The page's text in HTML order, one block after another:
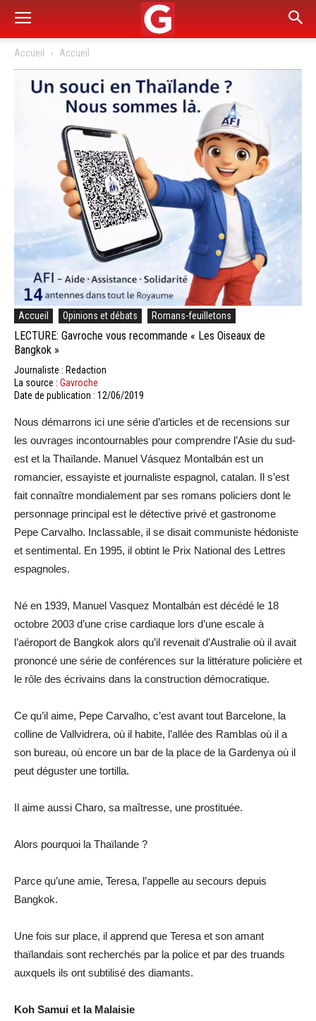
Accueil Accueil
Accueil Opinions et débats Romans-feuilletons
LECTURE: Gavroche vous recommande « Les Oiseaux de
Bangkok »
Journaliste : Redaction
La source : Gavroche
Date de publication : 12/06/2019
Nous démarrons ici une série d’articles et de recensions sur
les ouvrages incontournables pour comprendre l’Asie du sud-
est et la Thaïlande. Manuel Vásquez Montalbán est un
romancier, essayiste et journaliste espagnol, catalan. Il s’est
fait connaître mondialement par ses romans policiers dont le
personnage principal est le détective privé et gastronome
Pepe Carvalho. Inclassable, il se disait communiste hédoniste
et sentimental. En 1995, il obtint le Prix National des Lettres
espagnoles.
Né en 1939, Manuel Vasquez Montalbán est décédé le 18
octobre 2003 d’une crise cardiaque lors d’une escale à
l’aéroport de Bangkok alors qu’il revenait d’Australie où il avait
prononcé une série de conférences sur la littérature policière et
le rôle des écrivains dans la construction démocratique.
Ce qu’il aime, Pepe Carvalho, c’est avant tout Barcelone, la
colline de Vallvidrera, où il habite, l’allée des Ramblas où il a
son bureau, où encore un bar de la place de la Gardenya où il
peut déguster une tortilla.
Il aime aussi Charo, sa maîtresse, une prostituée.
Alors pourquoi la Thaïlande ?
Parce qu’une amie, Teresa, l’appelle au secours depuis
Bangkok.
Une fois sur place, il apprend que Teresa et son amant
thaïlandais sont recherchés par la police et par des truands
auxquels ils ont subtilisé des diamants.
Koh Samui et la Malaisie